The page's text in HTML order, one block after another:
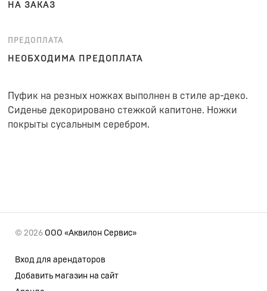
НА ЗАКАЗ
ПРЕДОПЛАТА
НЕОБХОДИМА ПРЕДОПЛАТА
Пуфик на резных ножках выполнен в стиле ар-деко.
Сиденье декорировано стежкой капитоне. Ножки
покрыты сусальным серебром.
© 2026 ООО «Аквилон Сервис»
Вход для арендаторов
Добавить магазин на сайт